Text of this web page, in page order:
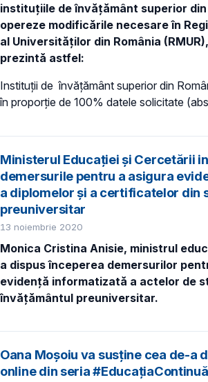
instituțiile de învățământ superior din
opereze modificările necesare în
al Universităților din România
prezintă astfel:
Instituții de învățământ superior din
în proporție de 100% datele solicitate
Ministerul Educației și Cercetării
demersurile pentru a asigura
a diplomelor și a certificatelor din
preuniversitar
13 noiembrie 2020
Monica Cristina Anisie, ministrul
a dispus începerea demersurilor
evidență informatizată a actelor de
învățământul preuniversitar.
Oana Moșoiu va susține cea de-a
online din seria #EducațiaContinuă